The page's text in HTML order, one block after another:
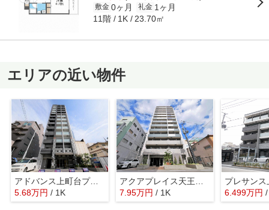
敷金 0ヶ月 礼金 1ヶ月
11階 1K 23.70㎡
エリアの近い物件
アドバンス上町台プレジール
5.68万円 / 1K
7.95万円 / 1K 6.499万円